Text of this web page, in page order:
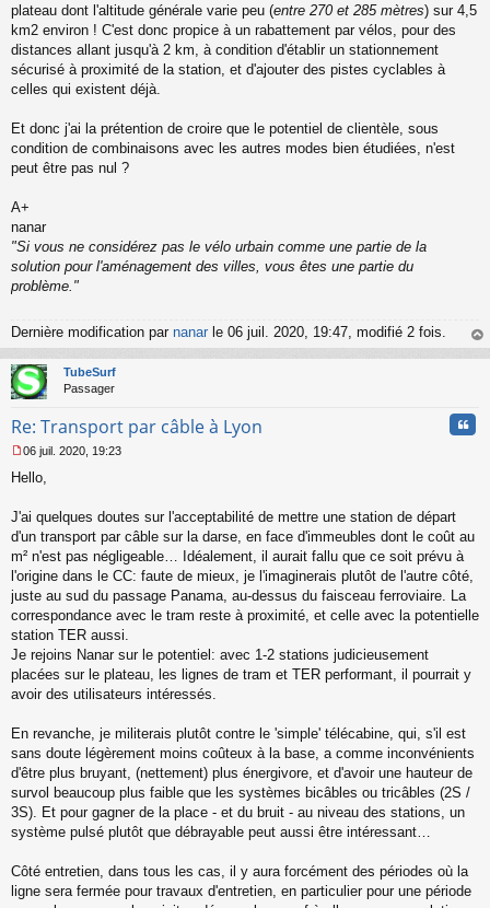
plateau dont l'altitude générale varie peu (entre 270 et 285 mètres) sur 4,5
km2 environ ! C'est donc propice à un rabattement par vélos, pour des
distances allant jusqu'à 2 km, à condition d'établir un stationnement
sécurisé à proximité de la station, et d'ajouter des pistes cyclables à
celles qui existent déjà.
Et donc j'ai la prétention de croire que le potentiel de clientèle, sous
condition de combinaisons avec les autres modes bien étudiées, n'est
peut être pas nul ?
A+
nanar
"Si vous ne considérez pas le vélo urbain comme une partie de la
solution pour l'aménagement des villes, vous êtes une partie du
problème."
Dernière modification par nanar le 06 juil. 2020, 19:47, modifié 2 fois.
au
TubeSurf
Passager
Re: Transport par câble à Lyon
e
s
g
n
o
n
u
06 juil. 2020, 19:23
Hello,
J'ai quelques doutes sur l'acceptabilité de mettre une station de départ
d'un transport par câble sur la darse, en face d'immeubles dont le coût au
m² n'est pas négligeable… Idéalement, il aurait fallu que ce soit prévu à
l'origine dans le CC: faute de mieux, je l'imaginerais plutôt de l'autre côté,
juste au sud du passage Panama, au-dessus du faisceau ferroviaire. La
correspondance avec le tram reste à proximité, et celle avec la potentielle
station TER aussi.
Je rejoins Nanar sur le potentiel: avec 1-2 stations judicieusement
placées sur le plateau, les lignes de tram et TER performant, il pourrait y
avoir des utilisateurs intéressés.
En revanche, je militerais plutôt contre le 'simple' télécabine, qui, s'il est
sans doute légèrement moins coûteux à la base, a comme inconvénients
d'être plus bruyant, (nettement) plus énergivore, et d'avoir une hauteur de
survol beaucoup plus faible que les systèmes bicâbles ou tricâbles (2S /
3S). Et pour gagner de la place - et du bruit - au niveau des stations, un
système pulsé plutôt que débrayable peut aussi être intéressant…
Côté entretien, dans tous les cas, il y aura forcément des périodes où la
ligne sera fermée pour travaux d'entretien, en particulier pour une période